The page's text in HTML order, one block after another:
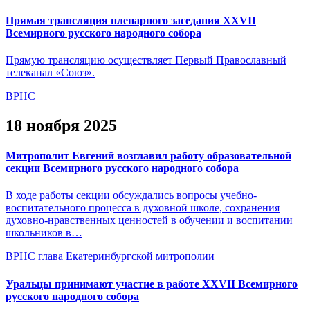
Прямая трансляция пленарного заседания XXVII
Всемирного русского народного собора
Прямую трансляцию осуществляет Первый Православный
телеканал «Союз».
ВРНС
18 ноября 2025
Митрополит Евгений возглавил работу образовательной
секции Всемирного русского народного собора
В ходе работы секции обсуждались вопросы учебно-
воспитательного процесса в духовной школе, сохранения
духовно-нравственных ценностей в обучении и воспитании
школьников в…
ВРНС глава Екатеринбургской митрополии
Уральцы принимают участие в работе XXVII Всемирного
русского народного собора